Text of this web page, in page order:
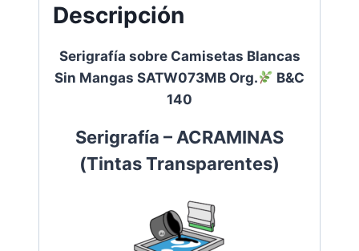
Descripción
Serigrafía sobre Camisetas Blancas
Sin Mangas SATW073MB Org.
B&C
140
Serigrafía – ACRAMINAS
(Tintas Transparentes)